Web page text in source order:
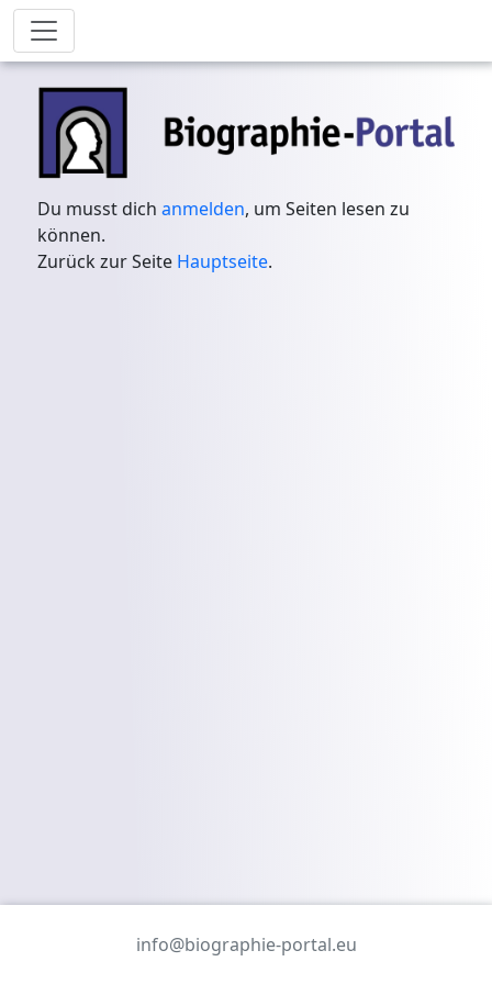
Du musst dichanmelden, um Seiten lesen zu
können.
Zurück zur Seite Hauptseite.
info@biographie-portal.eu